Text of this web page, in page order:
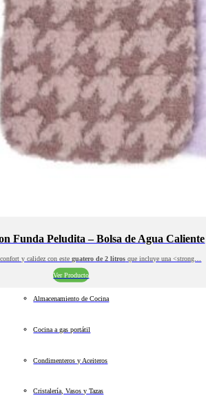
Funda Peludita – Bolsa de Agua Caliente
y calidez con esteguatero de 2 litros que incluye una <strong…
Ver Producto
Almacenamiento de Cocina
Cocina a gas portátil
Condimenteros y Aceiteros
Cristalería, Vasos y Tazas